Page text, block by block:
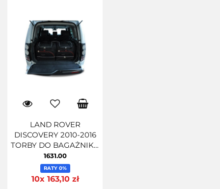
LAND ROVER
DISCOVERY 2010-2016
TORBY DO BAGAŻNIKA
5 SZT
1631.00
RATY 0%
10x 163,10 zł